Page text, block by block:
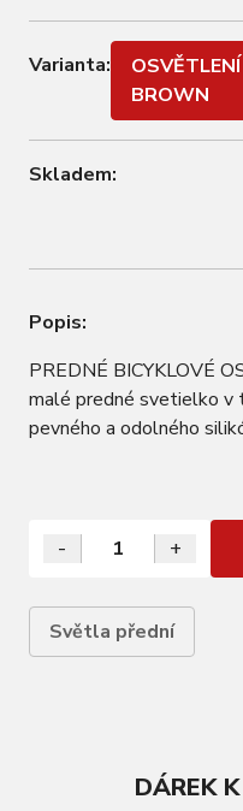
Varianta:
BROWN
Skladem:
Popis:
PREDNÉ BICYKLOVÉ
malé predné svetielko v
pevného a odolného
produktu Ergonomické
farebných variant
- +
Světla přední
DÁREK